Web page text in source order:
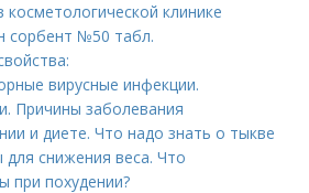
клинике
сорбент №50 табл.
вирусные инфекции.
Причины заболевания
и диете. Что надо знать о тыкве
снижения веса. Что
при похудении?